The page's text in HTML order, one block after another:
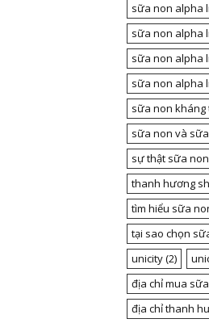
sữa non alpha
sữa non alpha
sữa non alpha
sữa non alpha
sữa non kháng
sữa non và
sự thật sữa
thanh hương
tìm hiểu sữa
tại sao chọn
unicity(2)
địa chỉ mua
địa chỉ thanh